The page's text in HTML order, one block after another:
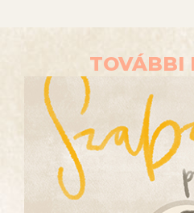
TOVÁBBI